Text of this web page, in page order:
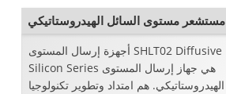
مستشعر مستوى السائل الهيدروستاتيكي
أجهزة إرسال المستوى SHLT02 Diffusive
Silicon Series هي جهاز إرسال المستوى
الهيدروستاتيكي. هم امتداد وتطوير تكنولوجيا